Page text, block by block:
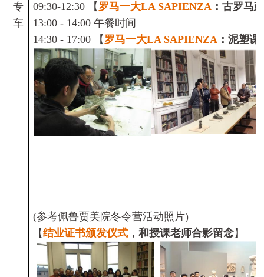
专
车
09:30-12:30 【 罗马一大LA SAPIENZA ：古罗马
13:00- 14:00午餐时间
14:30- 17:00 【 罗马一大LA SAPIENZA ：泥塑课
(参考佩鲁贾美院冬令营活动照片)
【结业证书颁发仪式 ，和授课老师合影留念】